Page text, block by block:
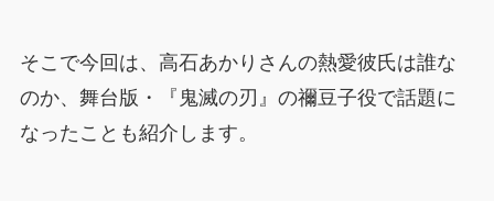
そこで今回は、高石あかりさんの熱愛彼氏は誰な
のか、舞台版・『鬼滅の刃』の禰豆子役で話題に
なったことも紹介します。